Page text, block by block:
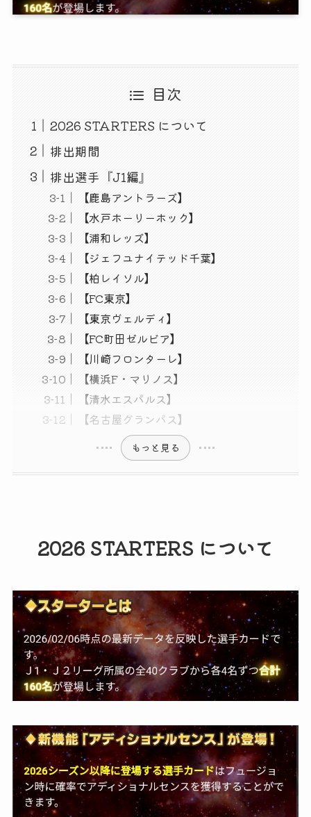
目次
2026 STARTERS について
排出期間
排出選手『J1編』
【鹿島アントラーズ】
【水戸ホーリーホック】
【浦和レッズ】
【ジェフユナイテッド千葉】
【柏レイソル】
【FC東京】
【東京ヴェルディ】
【FC町田ゼルビア】
【川崎フロンターレ】
【横浜F・マリノス】
【清水エスパルス】
【名古屋グランパス】
もっと見る
2026 STARTERS について